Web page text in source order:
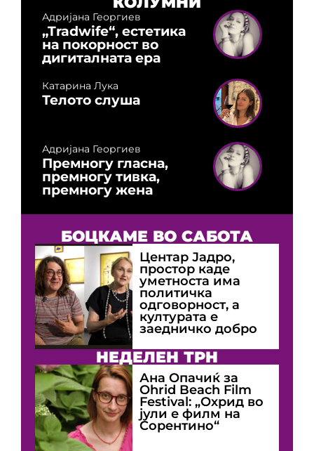
Адријана Георгиев
„Tradwife“, естетика
на покорност во
дигиталната ера
Катарина Лука
Телото слуша
Адријана Георгиев
Премногу гласна,
премногу тивка,
премногу жена
БОЦКАМЕ ВО САБОТА
Центар Јадро,
простор каде
уметноста има
политичка
одговорност, а
културата е
заедничко добро
НЕДЕЛЕН ТРН
Ана Опачиќ за
Оhrid Beach Film
Festival: „Охрид во
јули е филм на
Сорентино“